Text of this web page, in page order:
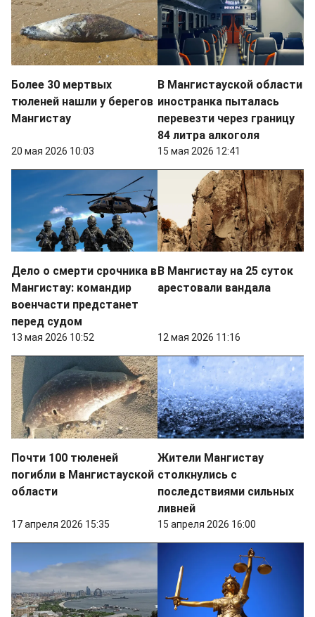
Более 30 мертвых
тюленей нашли у берегов
Мангистау
20 мая 2026 10:03
В Мангистауской области
иностранка пыталась
перевезти через границу
84 литра алкоголя
15 мая 2026 12:41
Дело о смерти срочника в
Мангистау: командир
военчасти предстанет
перед судом
13 мая 2026 10:52
В Мангистау на 25 суток
арестовали вандала
12 мая 2026 11:16
Почти 100 тюленей
погибли в Мангистауской
области
17 апреля 2026 15:35
Жители Мангистау
столкнулись с
последствиями сильных
ливней
15 апреля 2026 16:00